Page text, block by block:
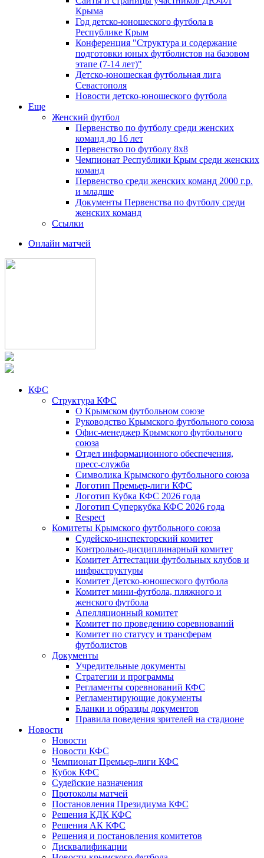
Крыма
Год детско-юношеского футбола в
Республике Крым
Конференция "Структура и содержание
подготовки юных футболистов на базовом
этапе (7-14 лет)"
Детско-юношеская футбольная лига
Севастополя
Новости детско-юношеского футбола
Еще
Женский футбол
Первенство по футболу среди женских
команд до 16 лет
Первенство по футболу 8х8
Чемпионат Республики Крым среди женских
команд
Первенство среди женских команд 2000 г.р.
и младше
Документы Первенства по футболу среди
женских команд
Ссылки
Онлайн матчей
КФС
Структура КФС
О Крымском футбольном союзе
Руководство Крымского футбольного союза
Офис-менеджер Крымского футбольного
союза
Отдел информационного обеспечения,
пресс-служба
Символика Крымского футбольного союза
Логотип Премьер-лиги КФС
Логотип Кубка КФС 2026 года
Логотип Суперкубка КФС 2026 года
Respect
Комитеты Крымского футбольного союза
Судейско-инспекторский комитет
Контрольно-дисциплинарный комитет
Комитет Аттестации футбольных клубов и
инфраструктуры
Комитет Детско-юношеского футбола
Комитет мини-футбола, пляжного и
женского футбола
Апелляционный комитет
Комитет по проведению соревнований
Комитет по статусу и трансферам
футболистов
Документы
Учредительные документы
Стратегии и программы
Регламенты соревнований КФС
Регламентирующие документы
Бланки и образцы документов
Правила поведения зрителей на стадионе
Новости
Новости
Новости КФС
Чемпионат Премьер-лиги КФС
Кубок КФС
Судейские назначения
Протоколы матчей
Постановления Президиума КФС
Решения КДК КФС
Решения АК КФС
Решения и постановления комитетов
Дисквалификации